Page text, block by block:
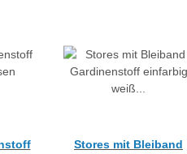
Stores mit Bleiband